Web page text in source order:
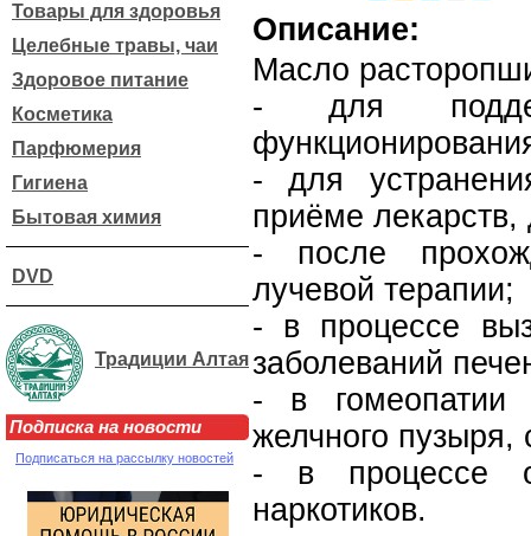
Товары для здоровья
Целебные травы, чаи
Здоровое питание
Косметика
Парфюмерия
Гигиена
Бытовая химия
DVD
Традиции Алтая
Подписка на новости
Подписаться на рассылку новостей
Описание:
Масло
- для
- для
приёме
- после
лучевой терапии;
- в процессе
заболеваний
- в гомеопатии
желчного пузыря,
- в процессе
наркотиков.